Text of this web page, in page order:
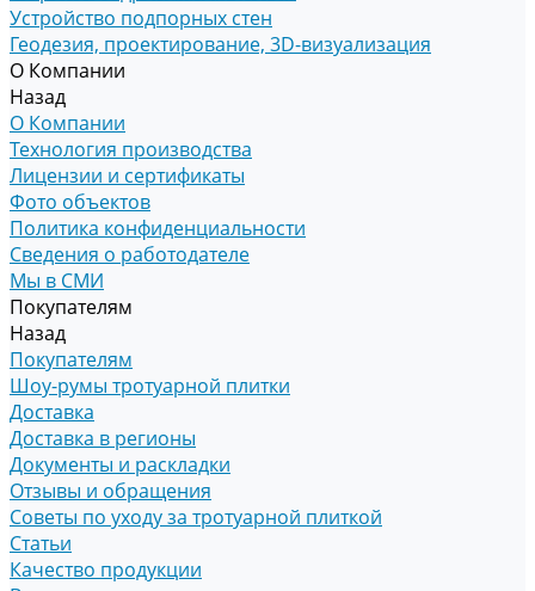
Устройство подпорных стен
Геодезия, проектирование, 3D-визуализация
О Компании
Назад
О Компании
Технология производства
Лицензии и сертификаты
Фото объектов
Политика конфиденциальности
Сведения о работодателе
Мы в СМИ
Покупателям
Назад
Покупателям
Шоу-румы тротуарной плитки
Доставка
Доставка в регионы
Документы и раскладки
Отзывы и обращения
Советы по уходу за тротуарной плиткой
Статьи
Качество продукции